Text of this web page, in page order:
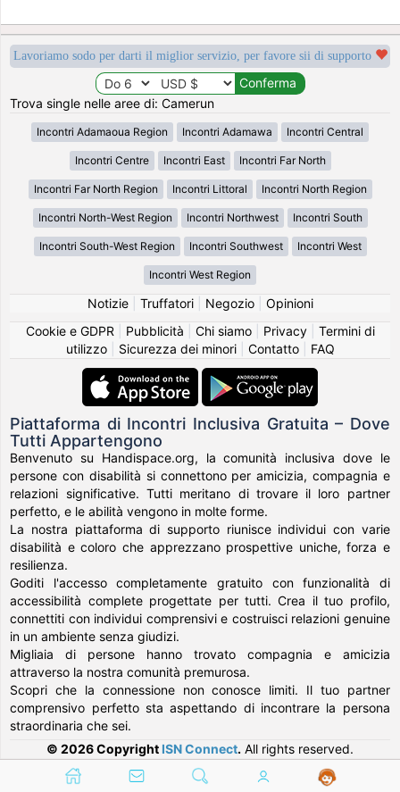
Lavoriamo sodo per darti il miglior servizio, per favore sii di supporto
Trova single nelle aree di: Camerun
Incontri Adamaoua Region Incontri Adamawa Incontri Central
Incontri Centre Incontri East Incontri Far North
Incontri Far North Region Incontri Littoral Incontri North Region
Incontri North-West Region Incontri Northwest Incontri South
Incontri South-West Region Incontri Southwest Incontri West
Incontri West Region
Notizie| Truffatori| Negozio| Opinioni
Cookie e GDPR
Pubblicità Chi siamo| Privacy| Termini di
utilizzo| Sicurezza dei minori| Contatto| FAQ
Piattaforma di Incontri Inclusiva Gratuita – Dove
Tutti Appartengono
Benvenuto su Handispace.org, la comunità inclusiva dove le
persone con disabilità si connettono per amicizia, compagnia e
relazioni significative. Tutti meritano di trovare il loro partner
perfetto, e le abilità vengono in molte forme.
La nostra piattaforma di supporto riunisce individui con varie
disabilità e coloro che apprezzano prospettive uniche, forza e
resilienza.
Goditi l'accesso completamente gratuito con funzionalità di
accessibilità complete progettate per tutti. Crea il tuo profilo,
connettiti con individui comprensivi e costruisci relazioni genuine
in un ambiente senza giudizi.
Migliaia di persone hanno trovato compagnia e amicizia
attraverso la nostra comunità premurosa.
Scopri che la connessione non conosce limiti. Il tuo partner
comprensivo perfetto sta aspettando di incontrare la persona
straordinaria che sei.
© 2026 Copyright ISN Connect. All rights reserved.